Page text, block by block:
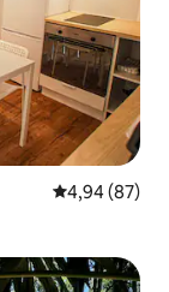
Priemerné
4,94 (87)